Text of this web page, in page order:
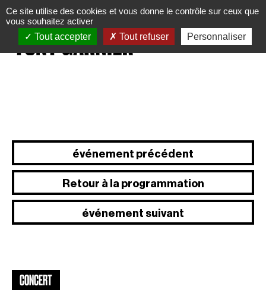
événement précédent
Retour à la programmation
événement suivant
CONCERT
Panneau de gestion des cookies
Ce site utilise des cookies et vous donne le contrôle sur ceux que
vous souhaitez activer
Tout accepter
Tout refuser Personnaliser